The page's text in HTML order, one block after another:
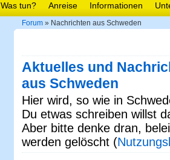
Was tun? Anreise Informationen
Forum » Nachrichten aus Schweden
Aktuelles und
aus Schweden
Hier wird, so wie in
Du etwas schreiben willst
Aber bitte denke dran,
werden gelöscht (